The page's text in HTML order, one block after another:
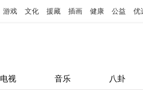
游戏 文化 援藏 插画 健康 公益 优
电视 音乐 八卦